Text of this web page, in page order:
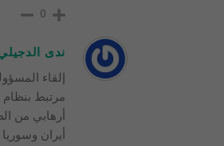
0
ندى